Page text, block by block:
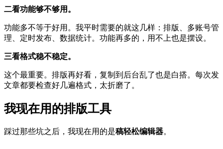
二看功能够不够用。
功能多不等于好用。我平时需要的就这几样：排版、多账号管
理、定时发布、数据统计。功能再多的，用不上也是摆设。
三看格式稳不稳定。
这个最重要。排版再好看，复制到后台乱了也是白搭。每次发
文章都要检查好几遍格式，太折磨了。
我现在用的排版工具
踩过那些坑之后，我现在用的是稿轻松编辑器。